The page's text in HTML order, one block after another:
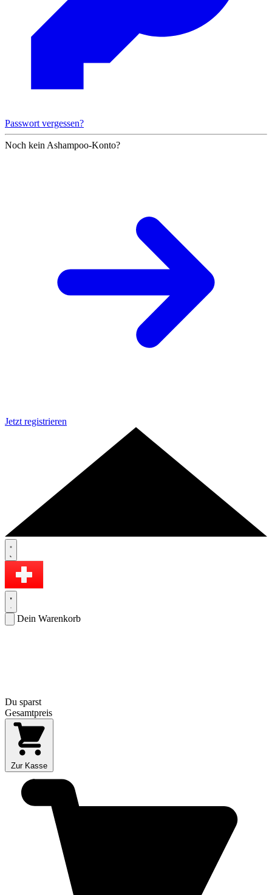
Passwort vergessen?
Noch kein Ashampoo-Konto?
Jetzt registrieren
Dein Warenkorb
Du sparst
Gesamtpreis
Zur Kasse